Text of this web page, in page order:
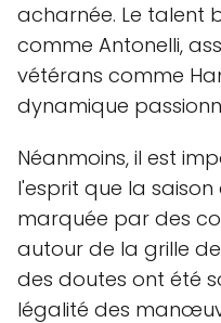
acharnée. Le talent
comme Antonelli,
vétérans comme
dynamique
Néanmoins, il est
l'esprit que la
marquée par des
autour de la grille
des doutes ont été
légalité des